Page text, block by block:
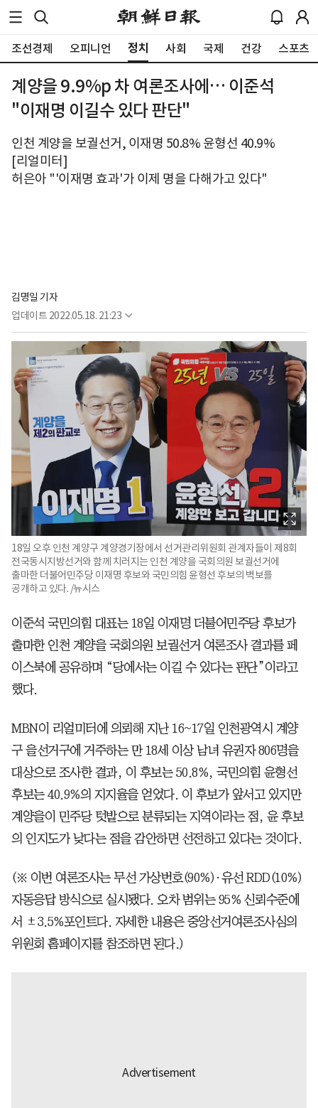
조선경제 오피니언 정치 사회 국제 건강 스포츠
계양을 9.9%p 차 여론조사에… 이준석
"이재명 이길수 있다 판단"
인천 계양을 보궐선거, 이재명 50.8% 윤형선 40.9%
[리얼미터]
허은아 "'이재명 효과'가 이제 명을 다해가고 있다"
김명일 기자
업데이트 2022.05.18. 21:23
18일 오후 인천 계양구 계양경기장에서 선거관리위원회 관계자들이 제8회
전국동시지방선거와 함께 치러지는 인천 계양을 국회의원 보궐선거에
출마한 더불어민주당 이재명 후보와 국민의힘 윤형선 후보의 벽보를
공개하고 있다. /뉴시스
이준석 국민의힘 대표는 18일 이재명 더불어민주당 후보가
출마한 인천 계양을 국회의원 보궐선거 여론조사 결과를 페
이스북에 공유하며 “당에서는 이길 수 있다는 판단”이라고
했다.
MBN이 리얼미터에 의뢰해 지난 16~17일 인천광역시 계양
구 을선거구에 거주하는 만 18세 이상 남녀 유권자 806명을
대상으로 조사한 결과, 이 후보는 50.8%, 국민의힘 윤형선
후보는 40.9%의 지지율을 얻었다. 이 후보가 앞서고 있지만
계양을이 민주당 텃밭으로 분류되는 지역이라는 점, 윤 후보
의 인지도가 낮다는 점을 감안하면 선전하고 있다는 것이다.
(※ 이번 여론조사는 무선 가상번호(90%)·유선 RDD(10%)
자동응답 방식으로 실시됐다. 오차 범위는 95% 신뢰수준에
서 ±3.5%포인트다. 자세한 내용은 중앙선거여론조사심의
위원회 홈페이지를 참조하면 된다.)